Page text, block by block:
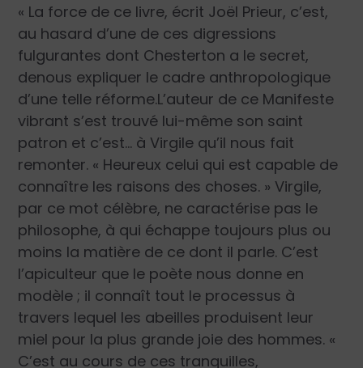
« La force de ce livre, écrit Joël Prieur, c’est,
au hasard d’une de ces digressions
fulgurantes dont Chesterton a le secret,
denous expliquer le cadre anthropologique
d’une telle réforme.L’auteur de ce Manifeste
vibrant s’est trouvé lui-même son saint
patron et c’est… à Virgile qu’il nous fait
remonter. « Heureux celui qui est capable de
connaître les raisons des choses. » Virgile,
par ce mot célèbre, ne caractérise pas le
philosophe, à qui échappe toujours plus ou
moins la matière de ce dont il parle. C’est
l’apiculteur que le poète nous donne en
modèle ; il connaît tout le processus à
travers lequel les abeilles produisent leur
miel pour la plus grande joie des hommes. «
C’est au cours de ces tranquilles,